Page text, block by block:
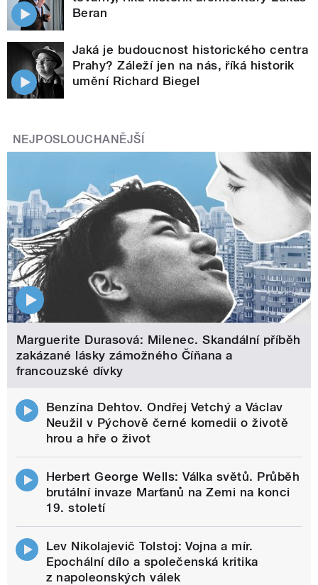
Beran
Jaká je budoucnost historického centra
Prahy? Záleží jen na nás, říká historik
umění Richard Biegel
NEJPOSLOUCHANĚJŠÍ
Marguerite Durasová: Milenec. Skandální příběh
zakázané lásky zámožného Číňana a
francouzské dívky
Benzína Dehtov. Ondřej Vetchý a Václav
Neužil v Pýchově černé komedii o životě
hrou a hře o život
Herbert George Wells: Válka světů. Průběh
brutální invaze Marťanů na Zemi na konci
19. století
Lev Nikolajevič Tolstoj: Vojna a mír.
Epochální dílo a společenská kritika
z napoleonských válek